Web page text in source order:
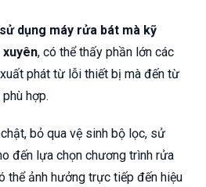
dụng máy rửa bát mà kỹ
, có thể thấy phần lớn các
phát từ lỗi thiết bị mà đến từ
hợp.
bỏ qua vệ sinh bộ lọc, sử
đến lựa chọn chương trình rửa
thể ảnh hưởng trực tiếp đến hiệu